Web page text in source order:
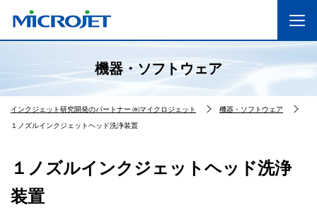
機器・ソフトウェア
インクジェット研究開発のパートナー ㈱マイクロジェット
機器・ソフトウェア
１ノズルインクジェットヘッド洗浄装置
１ノズルインクジェットヘッド洗浄
装置